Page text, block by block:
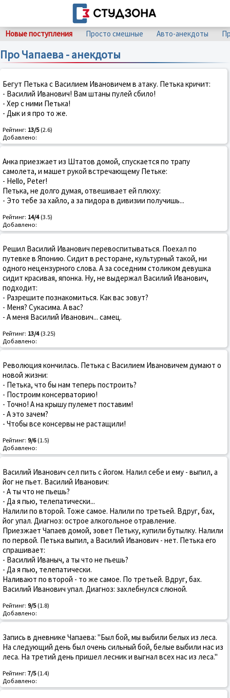
Новые поступления Просто смешные Авто-анекдоты
Про Чапаева - анекдоты
Бегут Петька с Василием Ивановичем в атаку. Петька кричит:
- Василий Иванович! Вам штаны пулей сбило!
- Хер с ними Петька!
- Дык и я про то же.
Рейтинг: 13/5(2.6)
Добавлено:
Анка приезжает из Штатов домой, спускается по трапу
самолета, и машет рукой встречающему Петьке:
- Hello, Peter!
Петька, не долго думая, отвешивает ей плюху:
- Это тебе за хайло, а за пидора в дивизии получишь...
Рейтинг: 14/4(3.5)
Добавлено:
Решил Василий Иванович перевоспитываться. Поехал по
путевке в Японию. Сидит в ресторане, культурный такой, ни
одного нецензурного слова. А за соседним столиком девушка
сидит красивая, японка. Ну, не выдержал Василий Иванович,
подходит:
- Разрешите познакомиться. Как вас зовут?
- Меня? Сукасима. А вас?
- А меня Василий Иванович... самец.
Рейтинг: 13/4(3.25)
Добавлено:
Революция кончилась. Петька с Василием Ивановичем думают о
новой жизни:
- Петька, что бы нам теперь построить?
- Построим консерваторию!
- Точно! А на крышу пулемет поставим!
- А это зачем?
- Чтобы все консервы не растащили!
Рейтинг: 9/6(1.5)
Добавлено:
Василий Иванович сел пить с йогом. Налил себе и ему - выпил, а
йог не пьет. Василий Иванович:
- А ты что не пьешь?
- Да я пью, телепатически...
Налили по второй. Тоже самое. Налили по третьей. Вдруг, бах,
йог упал. Диагноз: острое алкогольное отравление.
Приезжает Чапаев домой, зовет Петьку, купили бутылку. Налили
по первой. Петька выпил, а Василий Иванович - нет. Петька его
спрашивает:
- Василий Иваныч, а ты что не пьешь?
- Да я пью, телепатически.
Наливают по второй - то же самое. По третьей. Вдруг, бах.
Василий Иванович упал. Диагноз: захлебнулся слюной.
Рейтинг: 9/5(1.8)
Добавлено:
Запись в дневнике Чапаева: "Был бой, мы выбили белых из леса.
На следующий день был очень сильный бой, белые выбили нас из
леса. На третий день пришел лесник и выгнал всех нас из леса."
Рейтинг: 7/5(1.4)
Добавлено: